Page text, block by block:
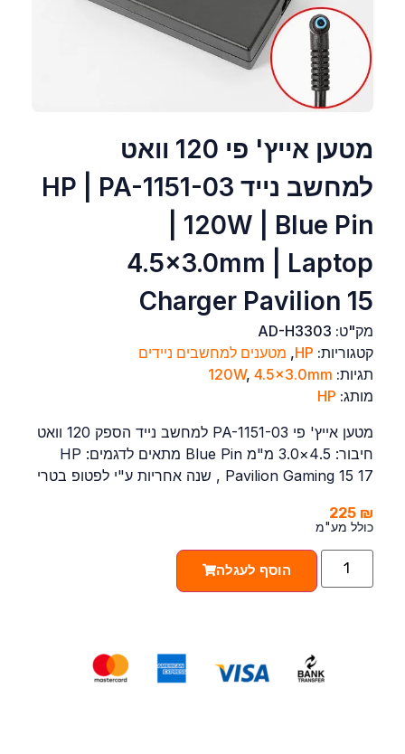
מטען אייץ' פי 120 וואט
למחשב נייד HP | PA-1151-03
| 120W | Blue Pin
4.5×3.0mm | Laptop
Charger Pavilion 15
מק"ט: AD-H3303
קטגוריות: HP
, מטענים למחשבים ניידים
תגיות:
120W, 4.5x3.0mm
מותג: HP
מטען אייץ' פי PA-1151-03 למחשב נייד הספק 120 וואט
חיבור: 4.5×3.0 מ"מ Blue Pin מתאים לדגמים: HP
Pavilion Gaming 15 17 , שנה אחריות ע"י לפטופ בטרי
225 ₪
כולל מע"מ
הוסף לעגלה